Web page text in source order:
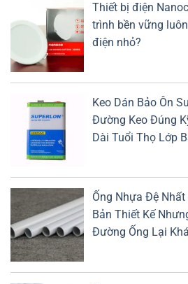
Thiết bị điện
trình bền vững
điện nhỏ?
Keo Dán Bảo Ôn
Đường Keo Đúng
Dài Tuổi Thọ Lớp
Ống Nhựa Đệ
Bản Thiết Kế
Đường Ống Lại